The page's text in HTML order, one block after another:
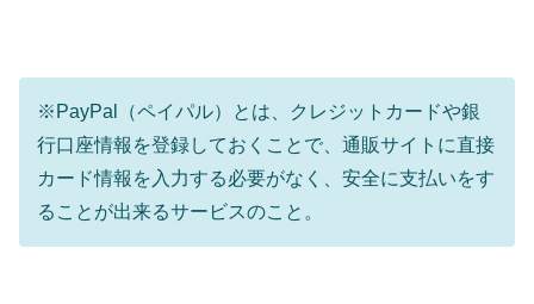
※PayPal（ペイパル）とは、クレジットカードや銀
行口座情報を登録しておくことで、通販サイトに直接
カード情報を入力する必要がなく、安全に支払いをす
ることが出来るサービスのこと。